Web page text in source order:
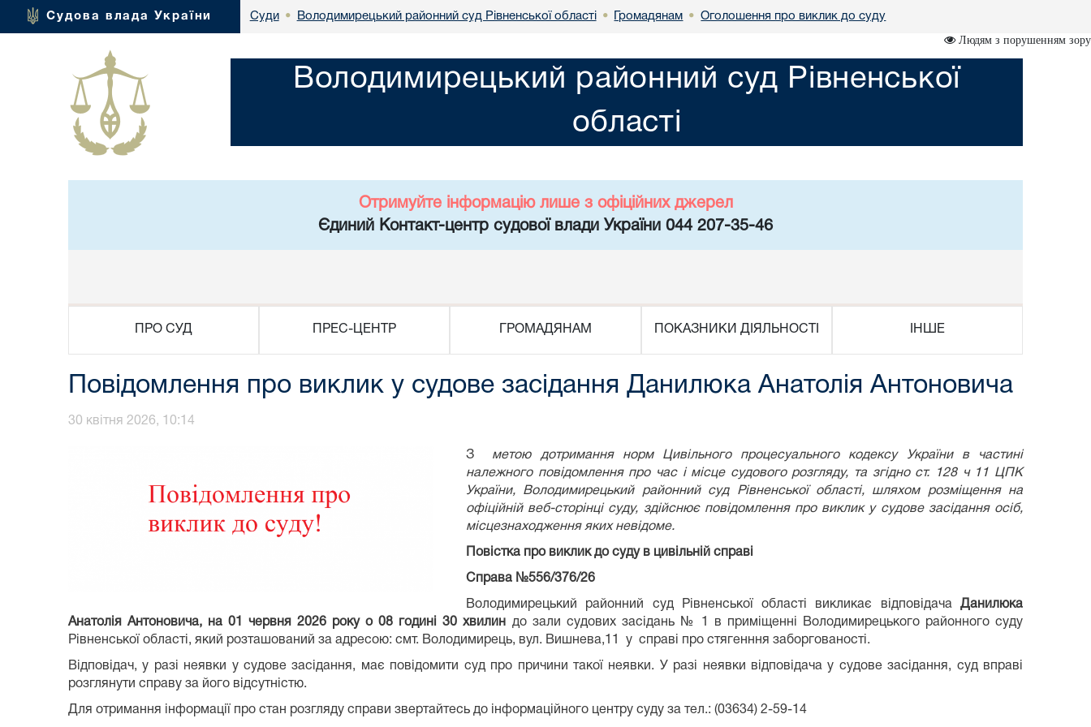
Судова влада України Суди • Володимирецький районний суд Рівненської області • Громадянам • Оголошення про виклик до суду
Людям з порушенням зору
Володимирецький районний суд Рівненської
області
Отримуйте інформацію лише з офіційних джерел
Єдиний Контакт-центр судової влади України 044 207-35-46
ПРО СУД ПРЕС-ЦЕНТР ГРОМАДЯНАМ ПОКАЗНИКИ ДІЯЛЬНОСТІ ІНШЕ
Повідомлення про виклик у судове засідання Данилюка Анатолія Антоновича
30 квітня 2026, 10:14
З
метою дотримання норм Цивільного процесуального кодексу України в частині
належного повідомлення про час і місце судового розгляду,
та згідно ст. 128 ч 11 ЦПК
України, Володимирецький районний суд Рівненської області, шляхом розміщення на
офіційній веб-сторінці суду, здійснює повідомлення про виклик у судове засідання осіб,
місцезнаходження яких невідоме.
Повістка про виклик до суду в цивільній справі
Справа №556/376/26
Володимирецький районний суд Рівненської області викликає відповідача Данилюка
Анатолія Антоновича, на 01 червня 2026 року о 08 годині 30 хвилин до зали судових засідань № 1 в приміщенні Володимирецького районного суду
Рівненської області, який розташований за адресою: смт. Володимирець, вул. Вишнева,11 у справі про стягенння заборгованості.
Відповідач, у разі неявки у судове засідання, має повідомити суд про причини такої неявки. У разі неявки відповідача у судове засідання, суд вправі
розглянути справу за його відсутністю.
Для отримання інформації про стан розгляду справи звертайтесь до інформаційного центру суду за тел.: (03634) 2-59-14